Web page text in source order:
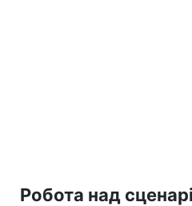
Робота над